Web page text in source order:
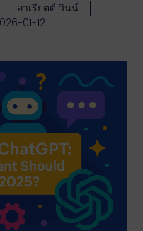
อาเรียตต์ วินน์
01-12